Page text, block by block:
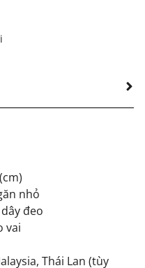
nhỏ
đeo
vai
Thái Lan (tùy